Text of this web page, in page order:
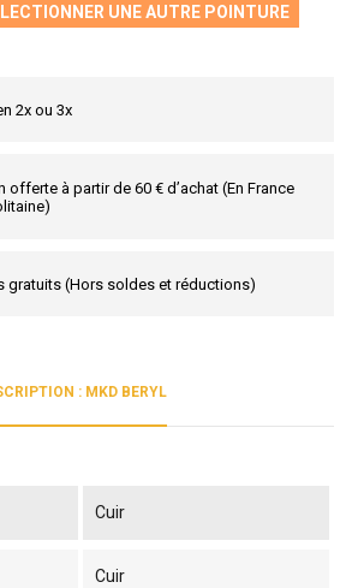
UNE AUTRE POINTURE
2x ou 3x
offerte à partir de 60 € d’achat (En France
gratuits (Hors soldes et réductions)
: MKD BERYL
Cuir
Cuir